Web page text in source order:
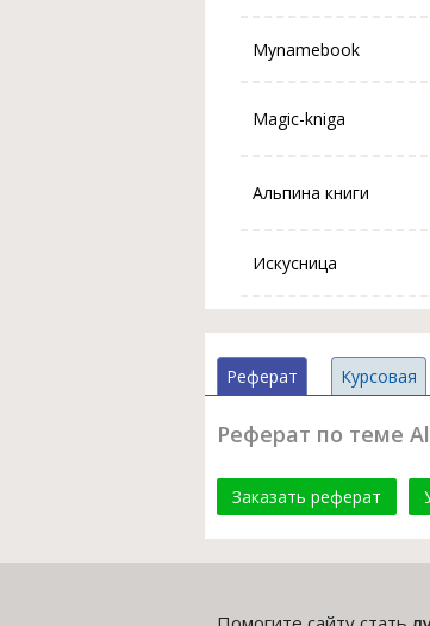
Mynamebook
Magic-kniga
Альпина книги
Искусница
Реферат Курсовая
Реферат по теме
Заказать реферат